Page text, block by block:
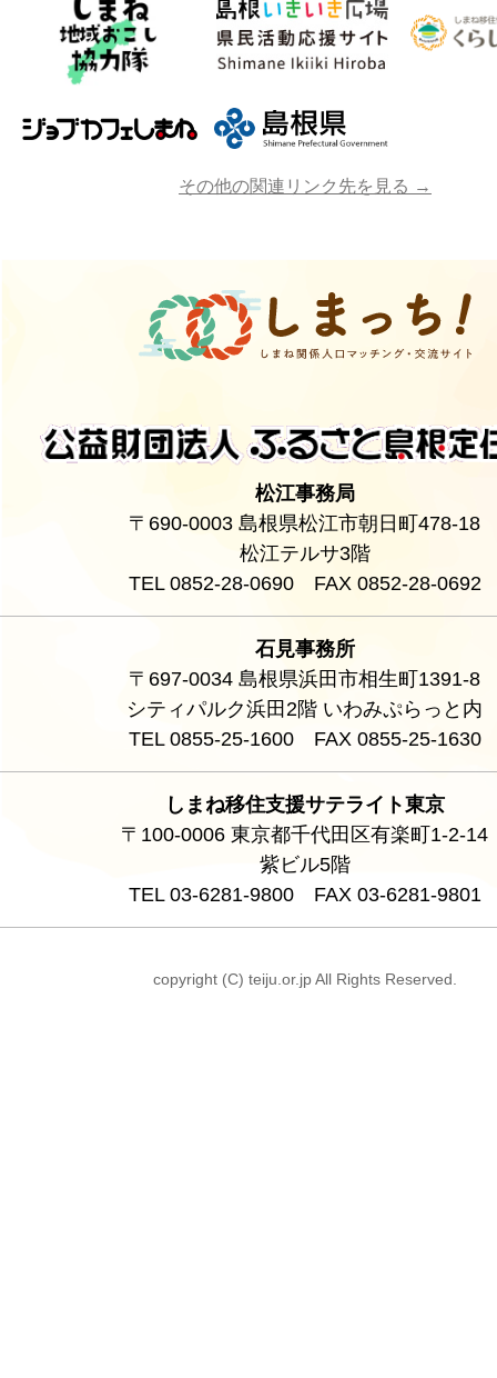
その他の関連リンク先を見る →
松江事務局
〒690-0003 島根県松江市朝日町478-18
松江テルサ3階
TEL 0852-28-0690 FAX 0852-28-0692
石見事務所
〒697-0034 島根県浜田市相生町1391-8
シティパルク浜田2階 いわみぷらっと内
TEL 0855-25-1600 FAX 0855-25-1630
しまね移住支援サテライト東京
〒100-0006 東京都千代田区有楽町1-2-14
紫ビル5階
TEL 03-6281-9800 FAX 03-6281-9801
copyright (C) teiju.or.jp All Rights Reserved.